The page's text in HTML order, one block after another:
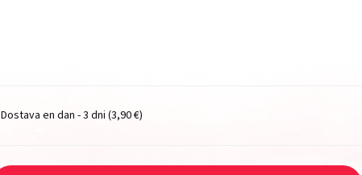
Dostava en dan - 3 dni (3,90 €)